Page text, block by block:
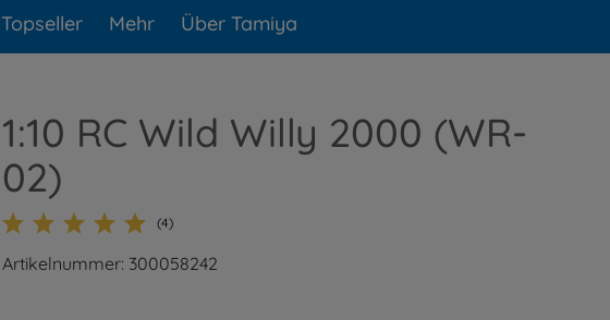
Topseller Mehr Über Tamiya
1:10 RC Wild Willy 2000 (WR-
02)
(4)
Artikelnummer: 300058242